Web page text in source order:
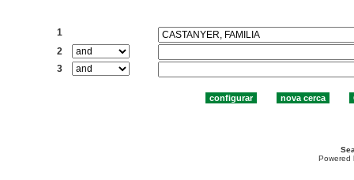
1
2
3
Powered